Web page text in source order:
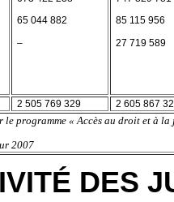
65 044 882
–
85 115 956
27 719 589
2 505 769 329 2 605 867
le programme « Accès au droit et à la
2007
DES